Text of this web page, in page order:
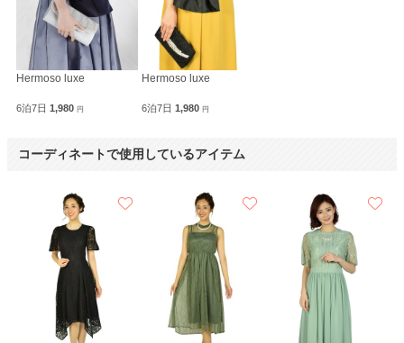
Hermoso luxe
6泊7日 1,980 円
Hermoso luxe
6泊7日 1,980 円
コーディネートで使用しているアイテム